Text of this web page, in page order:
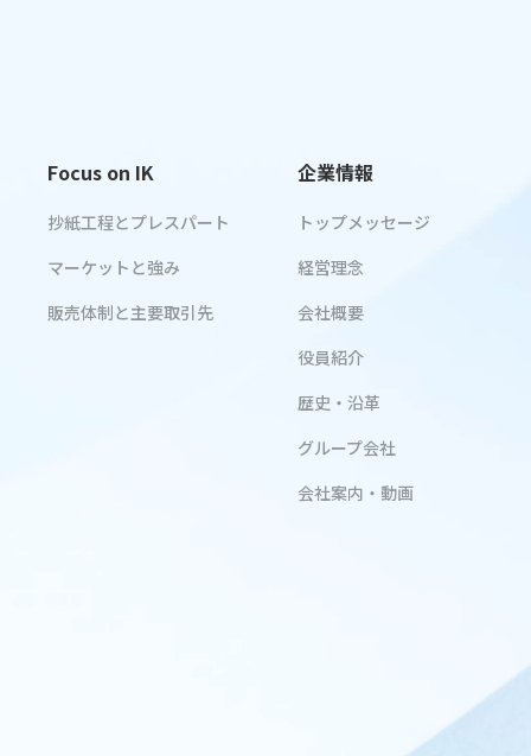
Focus on IK
抄紙工程とプレスパート
マーケットと強み
販売体制と主要取引先
企業情報
トップメッセージ
経営理念
会社概要
役員紹介
歴史・沿革
グループ会社
会社案内・動画